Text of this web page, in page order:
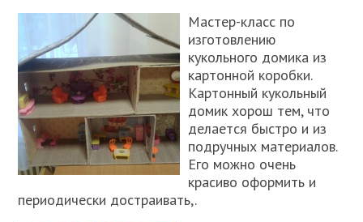
Мастер-класс по
изготовлению
кукольного домика из
картонной коробки.
Картонный кукольный
домик хорош тем, что
делается быстро и из
подручных материалов.
Его можно очень
красиво оформить и
периодически достраивать,.